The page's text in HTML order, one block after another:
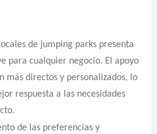
de jumping parks presenta
para cualquier negocio. El apoyo
más directos y personalizados, lo
respuesta a las necesidades
de las preferencias y